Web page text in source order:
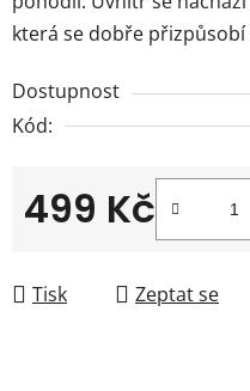
která se dobře přizpůsobí
Dostupnost
Kód:
499 Kč
Tisk Zeptat se